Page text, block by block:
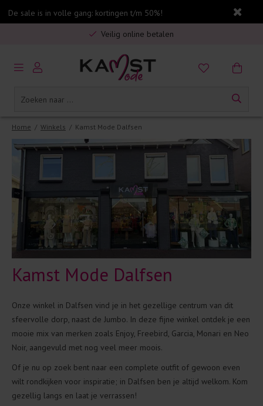
De sale is in volle gang: kortingen t/m 50%!
Gratis verzending in Nederland vanaf €75,-
Veilig online betalen
5% spaarbonus op jouw aankoop
Gratis verzending in Nederland vanaf €75,-
Home / Winkels / Kamst Mode Dalfsen
Kamst Mode Dalfsen
Onze winkel in Dalfsen vind je in het gezellige centrum van dit
sfeervolle dorp, naast de Jumbo. In deze fijne winkel ontdek je een
mooie mix van merken zoals Enjoy, Freebird, Garcia, Monari en Neo
Noir, aangevuld met nog veel meer moois.
Of je nu op zoek bent naar een complete outfit of gewoon even
wilt rondkijken voor inspiratie; in Dalfsen ben je altijd welkom. Kom
gezellig langs en laat je verrassen!